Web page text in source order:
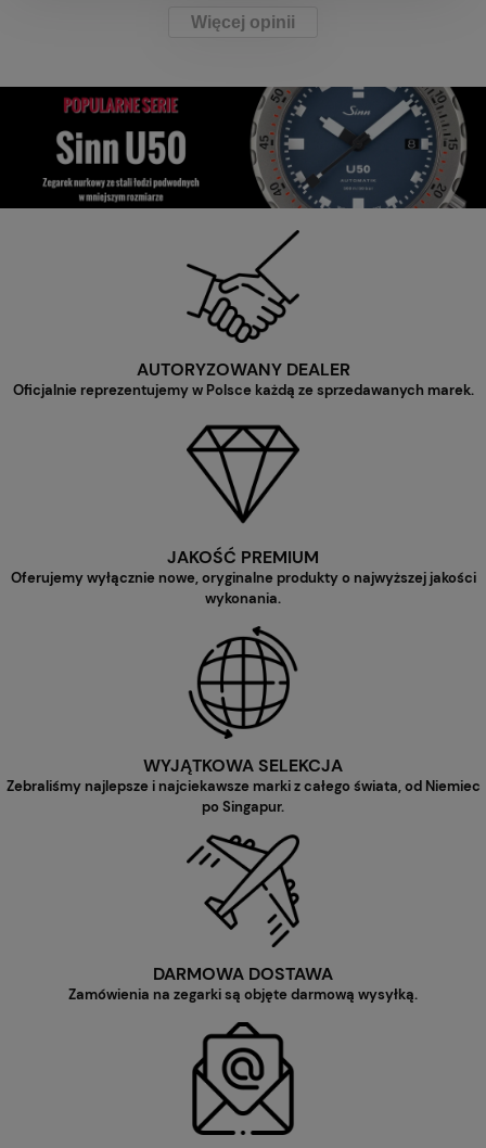
Więcej opinii
AUTORYZOWANY DEALER
Oficjalnie reprezentujemy w Polsce każdą ze sprzedawanych marek.
JAKOŚĆ PREMIUM
Oferujemy wyłącznie nowe, oryginalne produkty o najwyższej jakości
wykonania.
WYJĄTKOWA SELEKCJA
Zebraliśmy najlepsze i najciekawsze marki z całego świata, od Niemiec
po Singapur.
DARMOWA DOSTAWA
Zamówienia na zegarki są objęte darmową wysyłką.